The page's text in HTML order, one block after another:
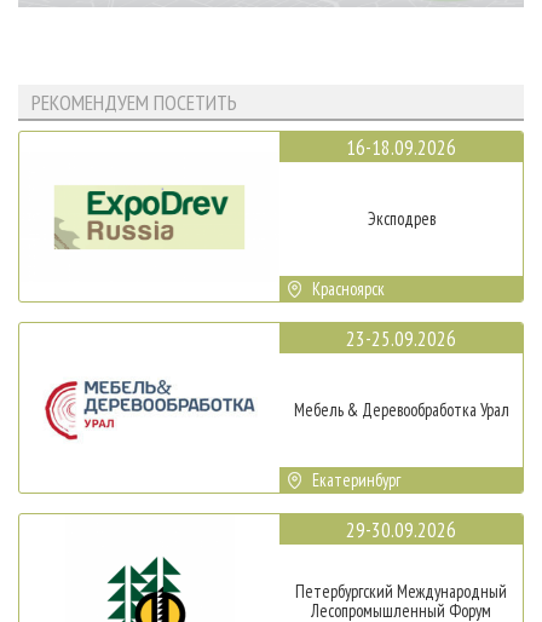
РЕКОМЕНДУЕМ ПОСЕТИТЬ
16-18.09.2026
Эксподрев
Красноярск
23-25.09.2026
Мебель & Деревообработка Урал
Екатеринбург
29-30.09.2026
Петербургский Международный
Лесопромышленный Форум